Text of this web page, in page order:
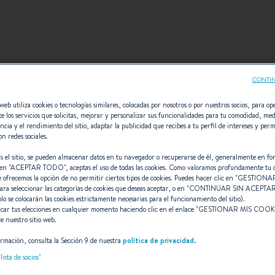
DE UNA
recomendadas por BENETEAU o cree su
personalizada.
utiliza cookies o tecnologías similares, colocadas por nosotros o por nuestros socios, para
los servicios que solicitas, mejorar y personalizar sus funcionalidades para tu comodidad,
y el rendimiento del sitio, adaptar la publicidad que recibes a tu perfil de intereses y
redes sociales.
el sitio, se pueden almacenar datos en tu navegador o recuperarse de él, generalmente en
"ACEPTAR TODO", aceptas el uso de todas las cookies. Como valoramos profundamente tu
la opción de no permitir ciertos tipos de cookies. Puedes hacer clic en "
seleccionar las categorías de cookies que deseas aceptar, o en "CONTINUAR SIN ACEPTAR
se colocarán las cookies estrictamente necesarias para el funcionamiento del sitio).
tus elecciones en cualquier momento haciendo clic en el enlace "GESTIONAR MIS
nuestro sitio web.
consulta la Sección 9 de nuestra política de privacidad.
de socios"